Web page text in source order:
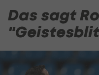
Das sagt